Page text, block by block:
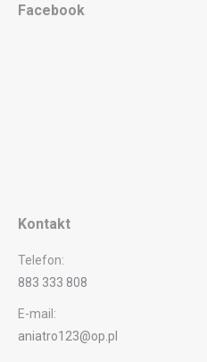
Facebook
Kontakt
Telefon:
883 333 808
E-mail:
aniatro123@op.pl